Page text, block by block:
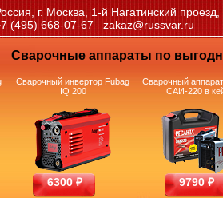
г. Москва, 1-й Нагатинский проезд,
(495) 668-07-67zakaz@russvar.ru
Сварочные аппараты по
Сварочный инвертор Fubag
IQ 200
6300 ₽
Сварочный
САИ-220 в
9790 ₽